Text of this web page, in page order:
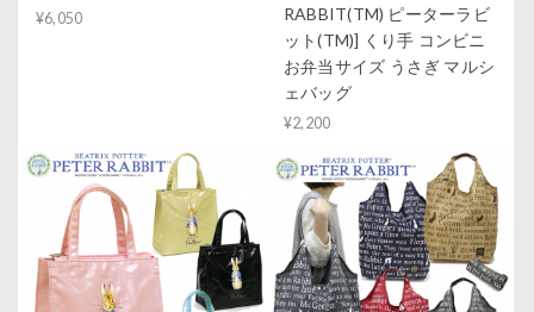
¥6,050
RABBIT(TM) ピーターラビ
ット(TM)] くり手 コンビニ
お弁当サイズ うさぎ マルシ
ェバッグ
¥2,200